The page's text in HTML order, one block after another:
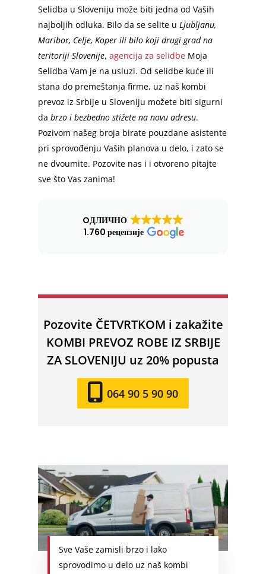
Selidba u Sloveniju može biti jedna od Vaših
najboljih odluka. Bilo da se selite uLjubljanu,
Maribor, Celje, Koper ili bilo koji drugi grad na
teritoriji Slovenije,agencija za selidbe Moja
Selidba Vam je na usluzi. Od selidbe kuće ili
stana do premeštanja firme, uz naš kombi
prevoz iz Srbije u Sloveniju možete biti sigurni
dabrzo i bezbedno stižete na novu adresu.
Pozivom našeg broja birate pouzdane asistente
pri sprovođenju Vaših planova u delo, i zato se
ne dvoumite. Pozovite nas i i otvoreno pitajte
sve što Vas zanima!
OДЛИЧНО
1.760 рецензије
Pozovite ČETVRTKOM i zakažite
KOMBI PREVOZ ROBE IZ SRBIJE
ZA SLOVENIJU uz 20% popusta
064 90 5 90 90
Sve Vaše zamisli brzo i lako
sprovodimo u delo uz naš kombi